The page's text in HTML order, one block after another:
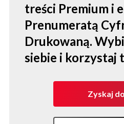
treści Premium i
Prenumeratą
Drukowaną.
siebie i korzystaj
Zyskaj